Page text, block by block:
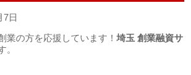
7日
業の方を応援しています！埼玉 創業融資サ
。